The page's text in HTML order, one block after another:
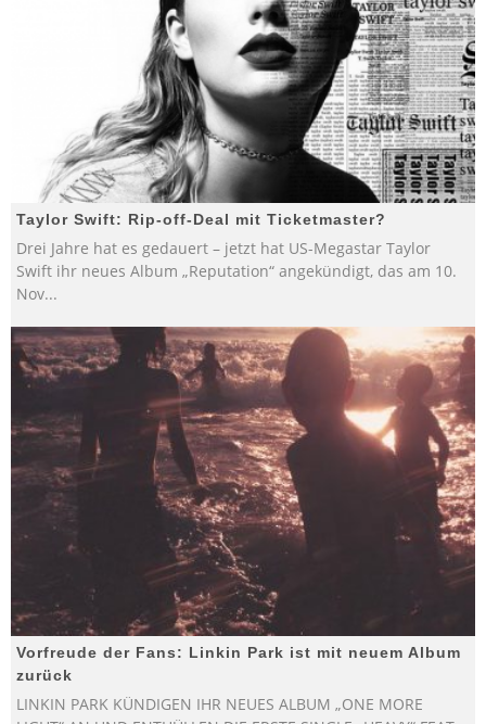
Taylor Swift: Rip-off-Deal mit Ticketmaster?
Drei Jahre hat es gedauert – jetzt hat US-Megastar Taylor
Swift ihr neues Album „Reputation“ angekündigt, das am 10.
Nov...
Vorfreude der Fans: Linkin Park ist mit neuem Album
zurück
LINKIN PARK KÜNDIGEN IHR NEUES ALBUM „ONE MORE